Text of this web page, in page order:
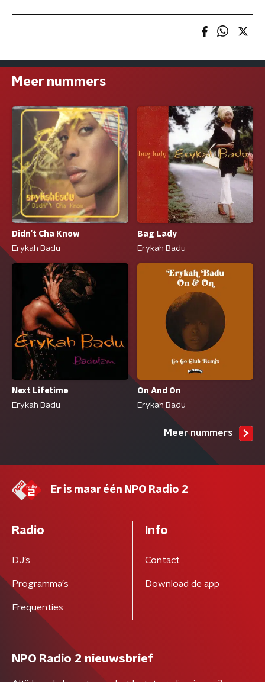
Meer nummers
Didn't Cha Know
Erykah Badu
Bag Lady
Erykah Badu
Next Lifetime
Erykah Badu
On And On
Erykah Badu
Meer nummers
Er is maar één NPO Radio 2
Radio
DJ’s
Programma's
Frequenties
Info
Contact
Download de app
NPO Radio 2 nieuwsbrief